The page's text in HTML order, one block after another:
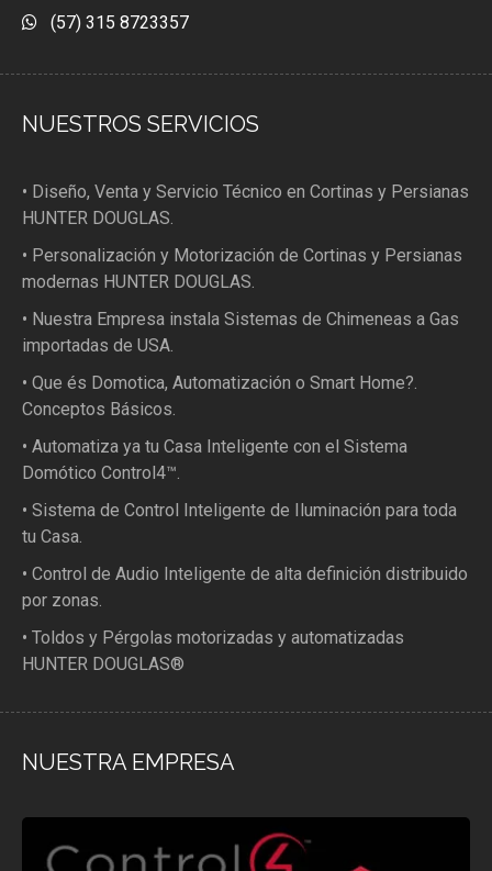
(57) 315 8723357
NUESTROS SERVICIOS
• Diseño, Venta y Servicio Técnico en Cortinas y Persianas
HUNTER DOUGLAS.
• Personalización y Motorización de Cortinas y Persianas
modernas HUNTER DOUGLAS.
• Nuestra Empresa instala Sistemas de Chimeneas a Gas
importadas de USA.
• Que és Domotica, Automatización o Smart Home?.
Conceptos Básicos.
• Automatiza ya tu Casa Inteligente con el Sistema
Domótico Control4™.
• Sistema de Control Inteligente de Iluminación para toda
tu Casa.
• Control de Audio Inteligente de alta definición distribuido
por zonas.
• Toldos y Pérgolas motorizadas y automatizadas
HUNTER DOUGLAS®
NUESTRA EMPRESA